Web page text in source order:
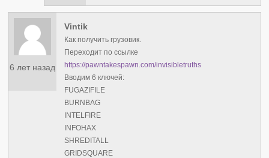
6 лет назад
Vintik
Как получить грузовик.
Переходит по ссылке
https://pawntakespawn.com/invisibletruths
Вводим 6 ключей:
FUGAZIFILE
BURNBAG
INTELFIRE
INFOHAX
SHREDITALL
GRIDSQUARE